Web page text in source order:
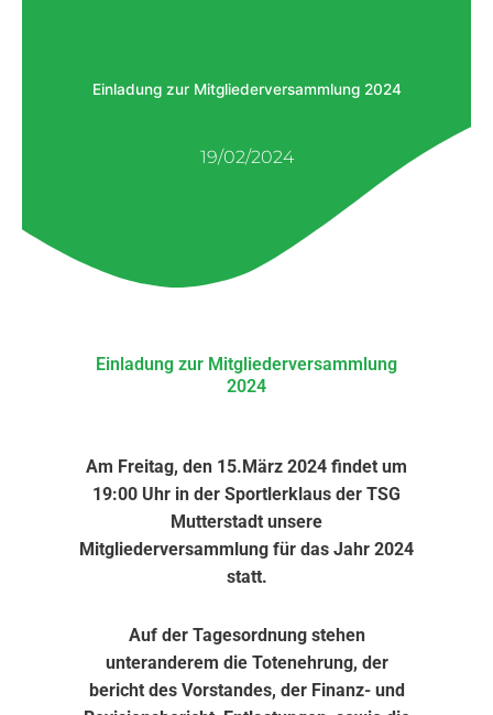
Einladung zur Mitgliederversammlung 2024
19/02/2024
Einladung zur Mitgliederversammlung
2024
Am Freitag, den 15.März 2024 findet um
19:00 Uhr in der Sportlerklaus der TSG
Mutterstadt unsere
Mitgliederversammlung für das Jahr 2024
statt.
Auf der Tagesordnung stehen
unteranderem die Totenehrung, der
bericht des Vorstandes, der Finanz- und